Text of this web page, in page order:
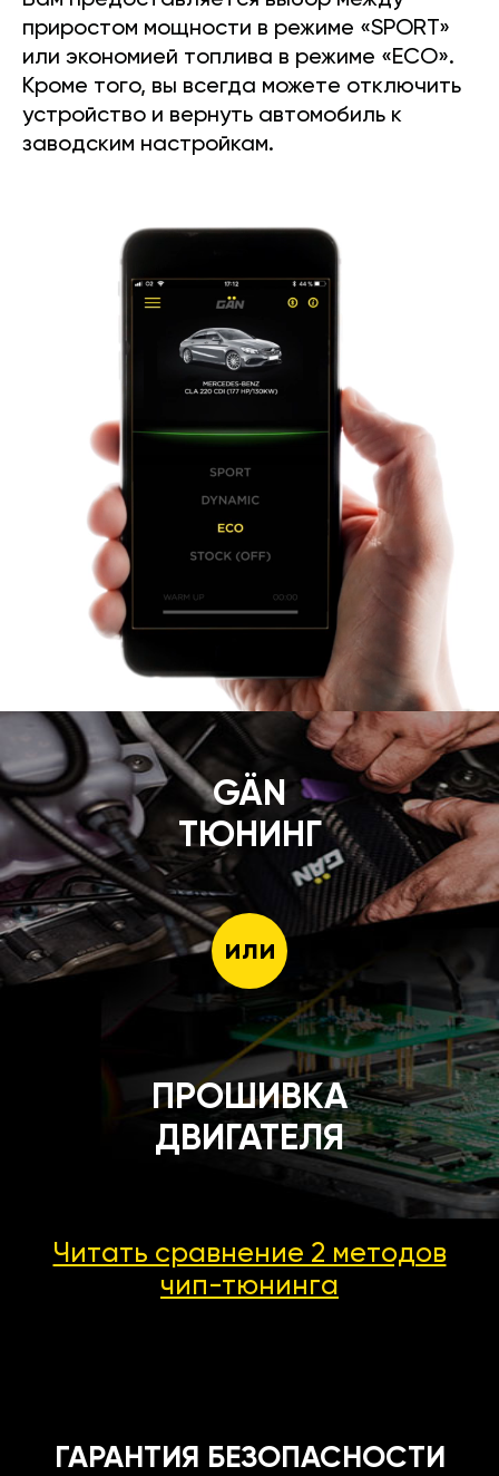
приростом мощности в режиме «SPORT»
или экономией топлива в режиме «ECO».
Кроме того, вы всегда можете отключить
устройство и вернуть автомобиль к
заводским настройкам.
GÄN
ТЮНИНГ
или
ПРОШИВКА
ДВИГАТЕЛЯ
Читать сравнение 2 методов
чип-тюнинга
ГАРАНТИЯ БЕЗОПАСНОСТИ